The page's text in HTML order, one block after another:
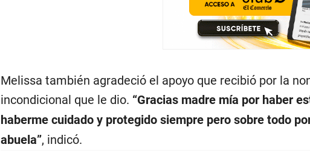
Melissa también agradeció el apoyo que recibió por la
incondicional que le dio. “Gracias madre mía por haber
haberme cuidado y protegido siempre pero sobre todo
abuela”, indicó.